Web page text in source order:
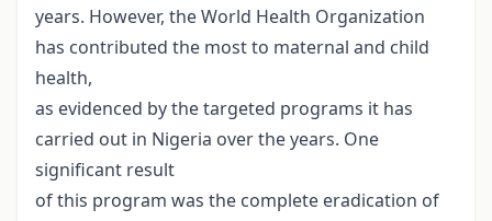
years. However, the World Health Organization
has contributed the most to maternal and child
health,
as evidenced by the targeted programs it has
carried out in Nigeria over the years. One
significant result
of this program was the complete eradication of